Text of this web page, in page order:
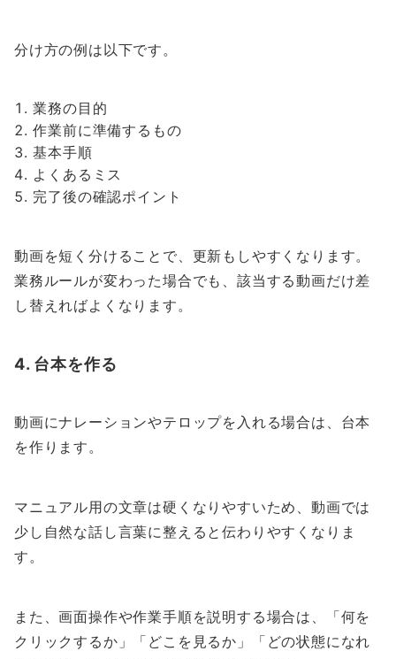
分け方の例は以下です。
業務の目的
作業前に準備するもの
基本手順
よくあるミス
完了後の確認ポイント
動画を短く分けることで、更新もしやすくなります。
業務ルールが変わった場合でも、該当する動画だけ差
し替えればよくなります。
4. 台本を作る
動画にナレーションやテロップを入れる場合は、台本
を作ります。
マニュアル用の文章は硬くなりやすいため、動画では
少し自然な話し言葉に整えると伝わりやすくなりま
す。
また、画面操作や作業手順を説明する場合は、「何を
クリックするか」「どこを見るか」「どの状態になれ